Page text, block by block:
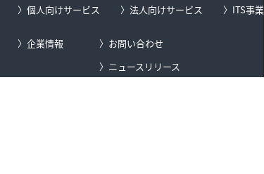
個人向けサービス 法人向けサービス ITS事業
企業情報
お問い合わせ
ニュースリリース